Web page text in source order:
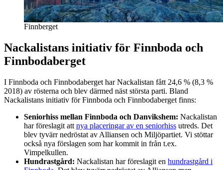
Finnberget
Nackalistans initiativ för Finnboda och
Finnbodaberget
I Finnboda och Finnbodaberget har Nackalistan fått 24,6 % (8,3 %
2018) av rösterna och blev därmed näst största parti. Bland
Nackalistans initiativ för Finnboda och Finnbodaberget finns:
Seniorhiss mellan Finnboda och Danvikshem: Nackalistan
har föreslagit att nya placeringar av en seniorhiss utreds. Det
blev tyvärr nedröstat av Alliansen och Miljöpartiet. Vi stöttar
också nya förslagen som har kommit in från t.ex.
Vimpelkullen.
Hundrastgård: Nackalistan har föreslagit en hundrastgård i